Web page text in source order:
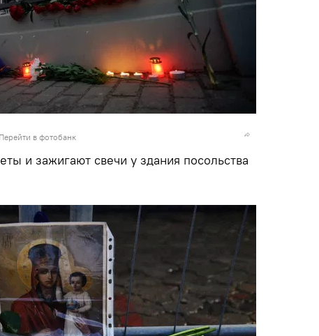
Перейти в фотобанк
и зажигают свечи у здания посольства